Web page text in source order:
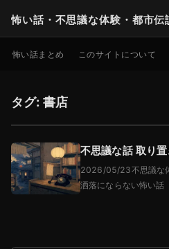
怖い話・不思議な体験・都市伝
怖い話まとめ このサイトについて
タグ: 書店
不思議な話 取り
2026/05/23不思議な
洒落にならない怖い話